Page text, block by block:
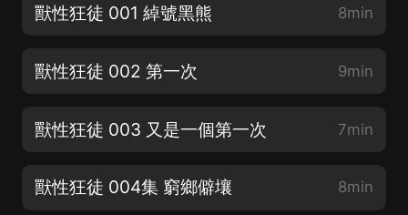
獸性狂徒 001 綽號黑熊 8min
獸性狂徒 002 第一次 9min
獸性狂徒 003 又是一個第一次 7min
獸性狂徒 004集 窮鄉僻壤 8min